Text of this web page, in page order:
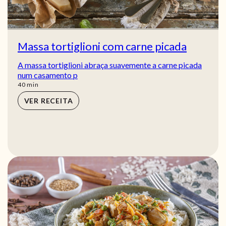
Massa tortiglioni com carne picada
A massa tortiglioni abraça suavemente a carne picada
num casamento p
40min
min
VER RECEITA